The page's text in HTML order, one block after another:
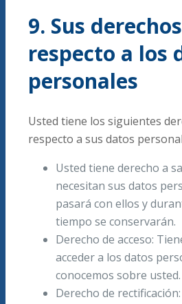
9. Sus
respecto a los
personales
Usted tiene los siguientes
respecto a sus datos
Usted tiene derecho a
necesitan sus datos
pasará con ellos y
tiempo se conservarán.
Derecho de acceso:
acceder a los datos
conocemos sobre usted.
Derecho de